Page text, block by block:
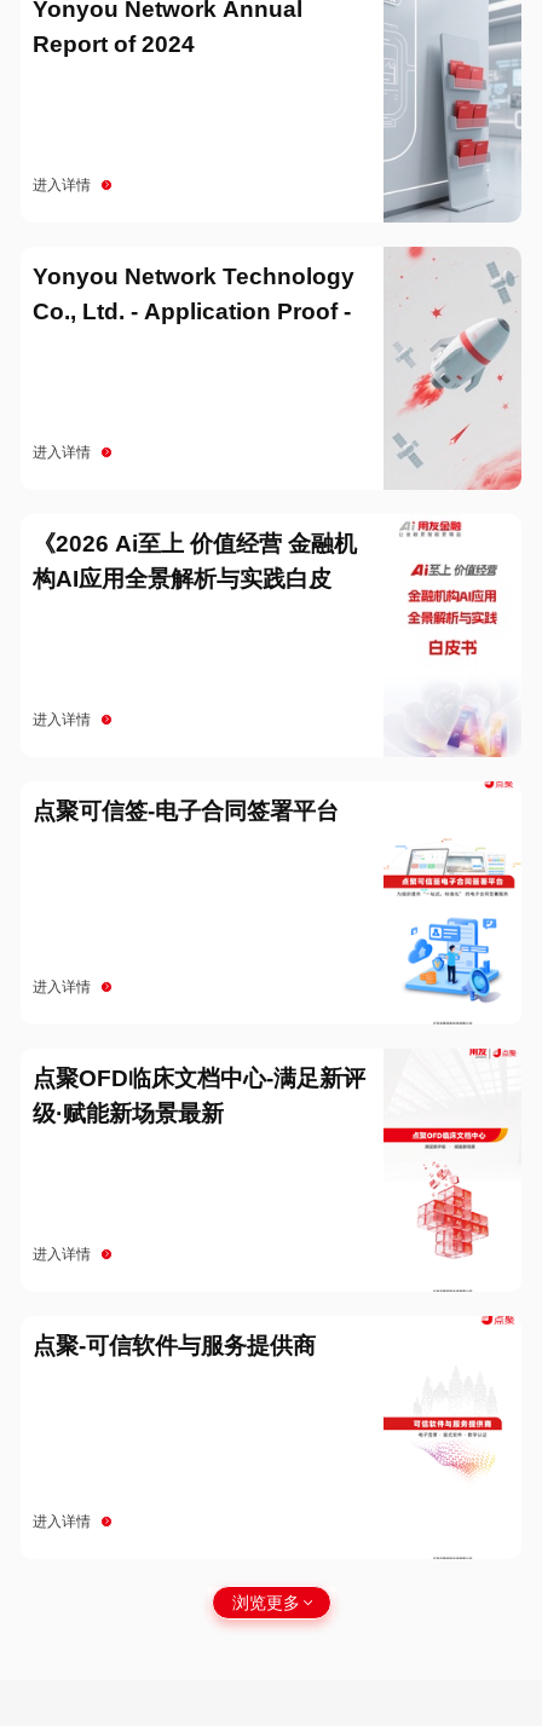
Yonyou Network Annual
Report of 2024
进入详情
Yonyou Network Technology
Co., Ltd. - Application Proof -
进入详情
《2026 Ai至上 价值经营 金融机
构AI应用全景解析与实践白皮
进入详情
点聚可信签-电子合同签署平台
进入详情
点聚OFD临床文档中心-满足新评
级·赋能新场景最新
进入详情
点聚-可信软件与服务提供商
进入详情
浏览更多